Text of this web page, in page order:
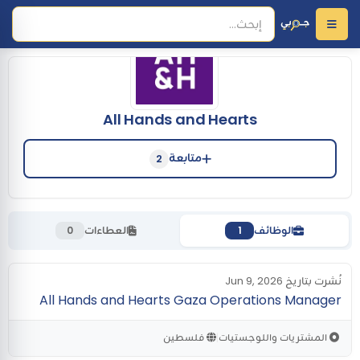
All Hands and Hearts
متابعة 2
الوظائف 1 العطاءات 0
نُشرت بتاريخ Jun 9, 2026
All Hands and Hearts Gaza Operations Manager
المشتريات واللوجستيات فلسطين